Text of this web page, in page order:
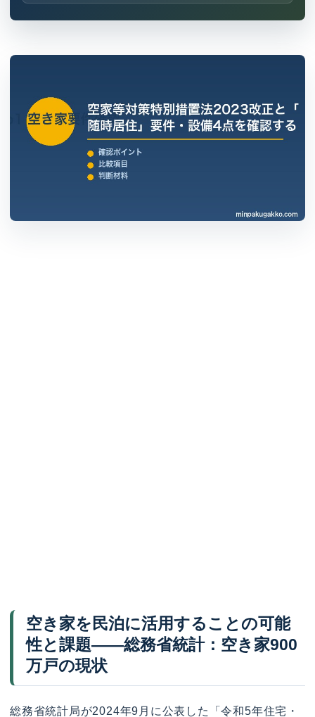
空き家を民泊に活用することの可能
性と課題——総務省統計：空き家900
万戸の現状
総務省統計局が2024年9月に公表した「令和5年住宅・